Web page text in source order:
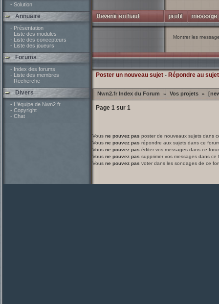
- Solution
Annuaire
- Présentation
- Liste des modules
- Liste des concepteurs
- Liste des joueurs
Forums
- Index des forums
- Liste des membres
- Recherche
Divers
- L'équipe de Nwn2.fr
- Copyright
- Chat
Montrer les
Poster un nouveau sujet- Répondre au sujet
Nwn2.fr Index du Forum » Vos projets »
Page 1sur 1
Vous ne pouvez pas poster de nouveaux sujets dans
Vous ne pouvez pas répondre aux sujets dans ce
Vous ne pouvez pas éditer vos messages dans ce
Vous ne pouvez pas supprimer vos messages dans ce
Vous ne pouvez pas voter dans les sondages de ce